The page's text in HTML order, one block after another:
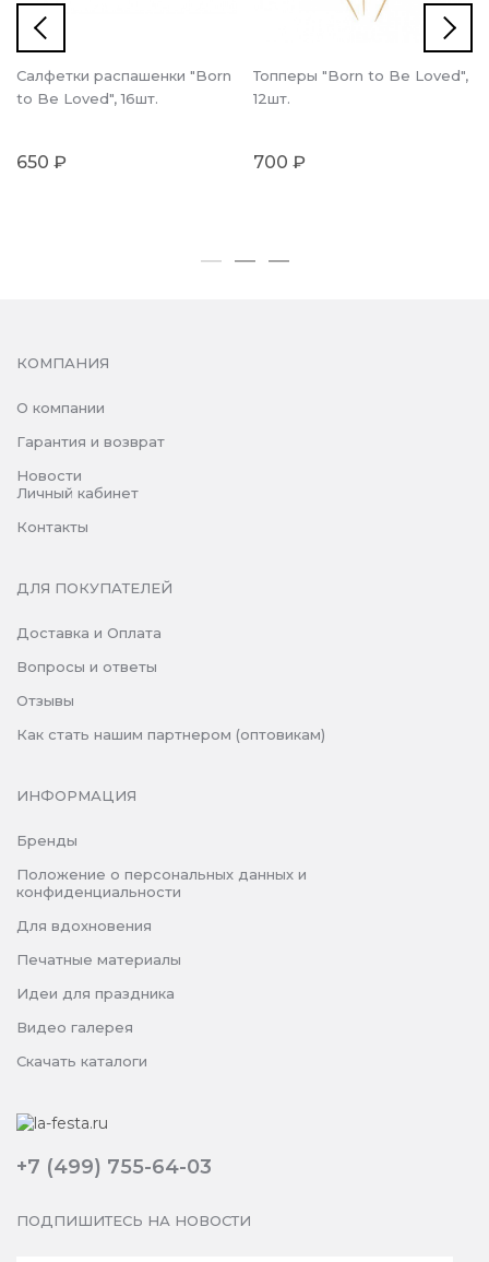
Салфетки распашенки "Born
to Be Loved", 16шт.
650 ₽
Топперы "Born to Be Loved",
12шт.
700 ₽
+7 (499) 755-64-03
ПОДПИШИТЕСЬ НА НОВОСТИ
КОМПАНИЯ
О компании
Гарантия и возврат
Новости
Личный кабинет
Контакты
ДЛЯ ПОКУПАТЕЛЕЙ
Доставка и Оплата
Вопросы и ответы
Отзывы
Как стать нашим партнером (оптовикам)
ИНФОРМАЦИЯ
Бренды
Положение о персональных данных и
конфиденциальности
Для вдохновения
Печатные материалы
Идеи для праздника
Видео галерея
Скачать каталоги